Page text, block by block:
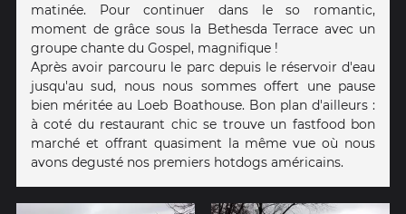
matinée. Pour continuer dans le so romantic,
moment de grâce sous la Bethesda Terrace avec un
groupe chante du Gospel, magnifique !
Après avoir parcouru le parc depuis le réservoir d'eau
jusqu'au sud, nous nous sommes offert une pause
bien méritée au Loeb Boathouse. Bon plan d'ailleurs :
à coté du restaurant chic se trouve un fastfood bon
marché et offrant quasiment la même vue où nous
avons degusté nos premiers hotdogs américains.